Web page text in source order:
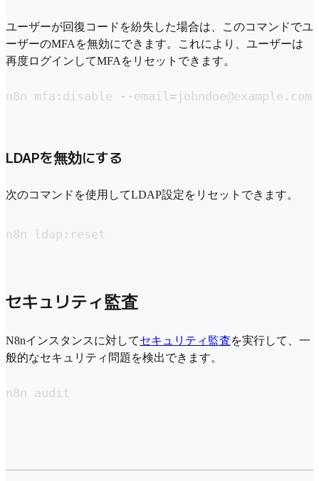
ユーザーが回復コードを紛失した場合は、このコマンドでユ
ーザーのMFAを無効にできます。これにより、ユーザーは
再度ログインしてMFAをリセットできます。
n8n mfa:disable --email=johndoe@example.com
LDAPを無効にする
次のコマンドを使用してLDAP設定をリセットできます。
n8n ldap:reset
セキュリティ監査
N8nインスタンスに対してセキュリティ監査を実行して、一
般的なセキュリティ問題を検出できます。
n8n audit